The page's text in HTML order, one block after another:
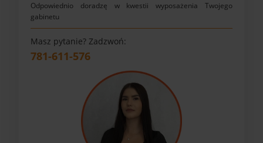
Odpowiednio doradzę w kwestii wyposażenia Twojego
gabinetu
Masz pytanie? Zadzwoń:
781-611-576